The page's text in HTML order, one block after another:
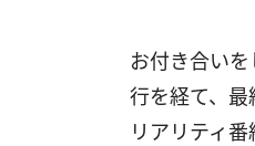
お付き合い
行を経て、最
リアリティ